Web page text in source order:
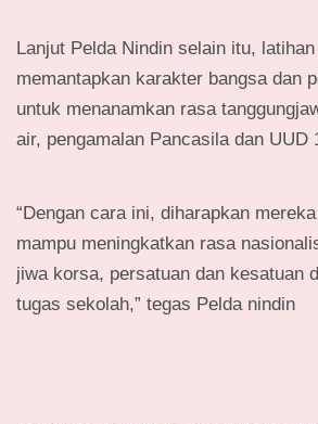
Lanjut Pelda Nindin selain itu,
memantapkan karakter bangsa dan
untuk menanamkan rasa
air, pengamalan Pancasila dan UUD
“Dengan cara ini, diharapkan
mampu meningkatkan rasa
jiwa korsa, persatuan dan kesatuan
tugas sekolah,” tegas Pelda nindin